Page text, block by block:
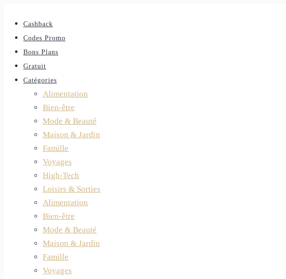
Cashback
Codes Promo
Bons Plans
Gratuit
Catégories
Alimentation
Bien-être
Mode & Beauté
Maison & Jardin
Famille
Voyages
High-Tech
Loisirs & Sorties
Alimentation
Bien-être
Mode & Beauté
Maison & Jardin
Famille
Voyages